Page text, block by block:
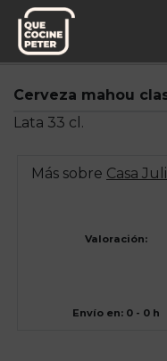
Pedido express
Cerveza mahou
Lata 33 cl.
Más sobre Casa
Valoración:
Envío en: 0 - 0 h